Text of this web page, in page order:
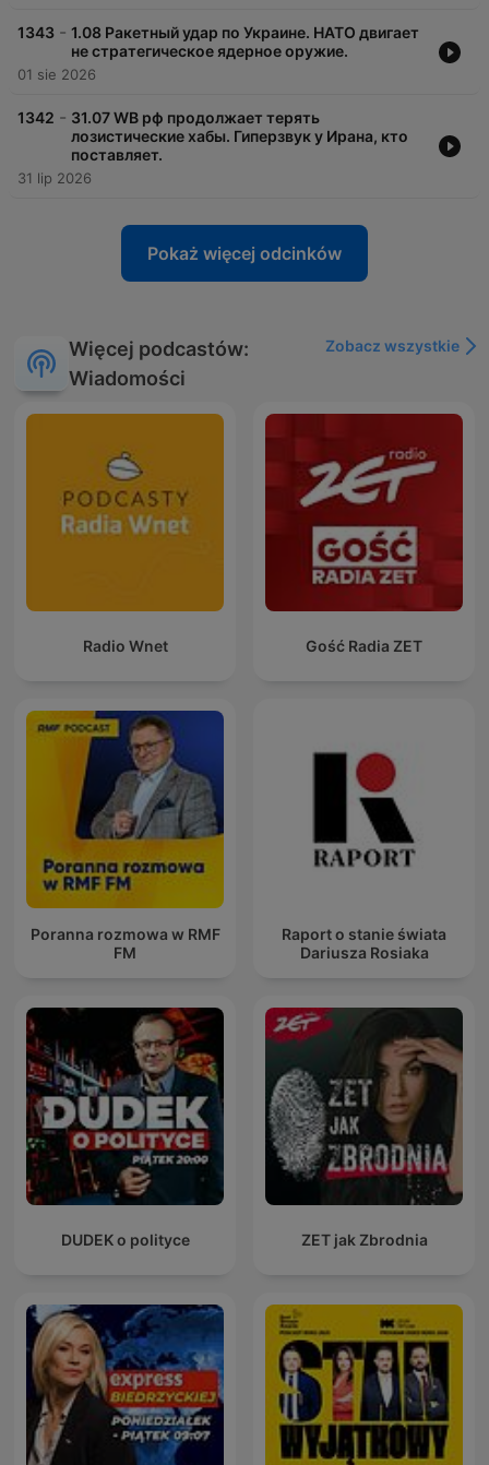
1343 - 1.08 Ракетный удар по Украине. НАТО двигает
не стратегическое ядерное оружие.
01 sie 2026
1342 - 31.07 WB рф продолжает терять
лозистические хабы. Гиперзвук у Ирана, кто
поставляет.
31 lip 2026
Pokaż więcej odcinków
Więcej podcastów:
Wiadomości
Zobacz wszystkie
Radio Wnet Gość Radia ZET
Poranna rozmowa w RMF
FM
Raport o stanie świata
Dariusza Rosiaka
DUDEK o polityce ZET jak Zbrodnia